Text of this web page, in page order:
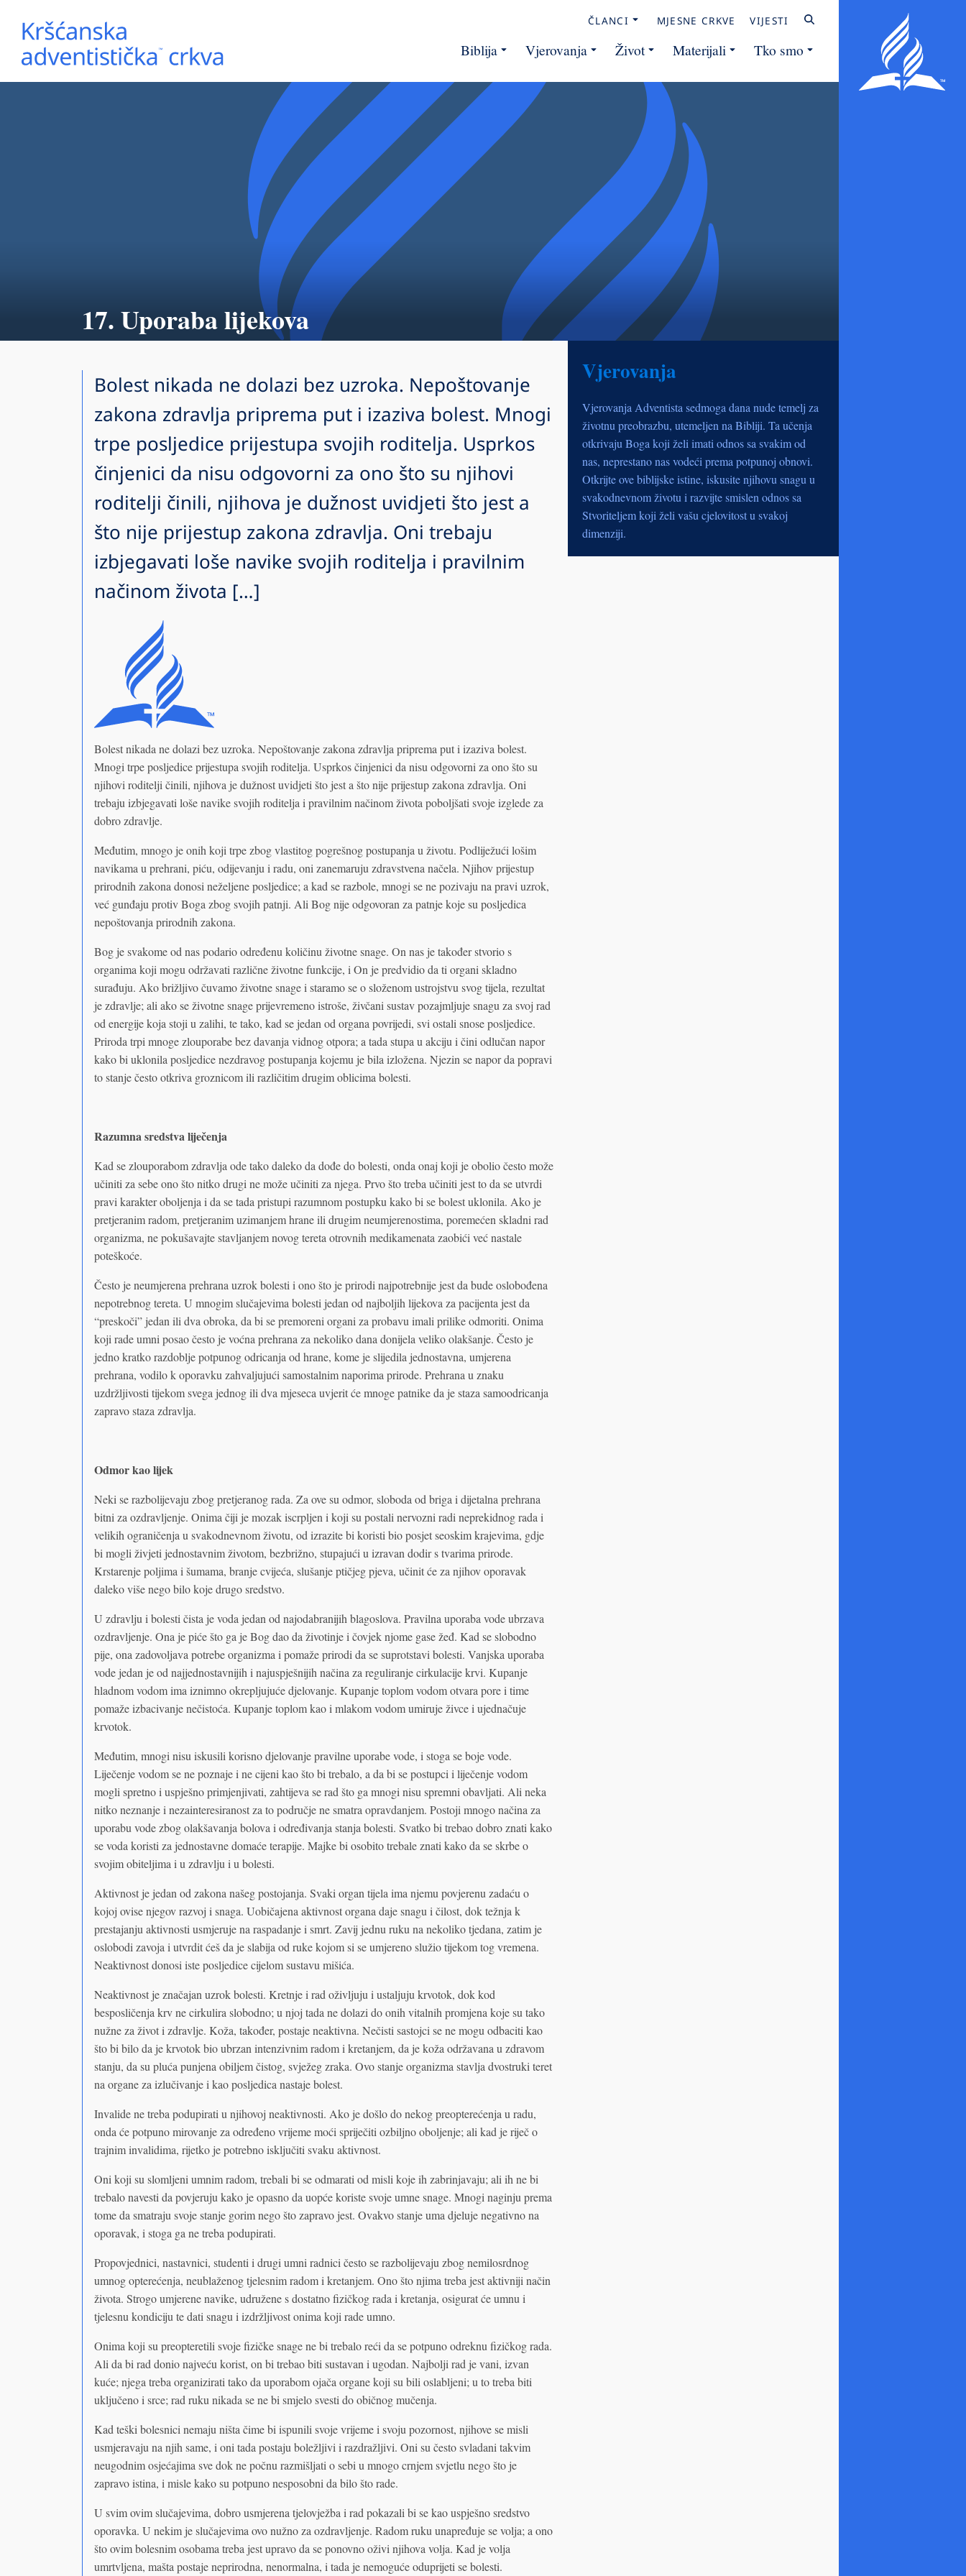
ČLANCI MJESNE CRKVE VIJESTI
Biblija Vjerovanja Život Materijali Tko smo
17. Uporaba lijekova
Bolest nikada ne dolazi bez uzroka. Nepoštovanje
zakona zdravlja priprema put i izaziva bolest. Mnogi
trpe posljedice prijestupa svojih roditelja. Usprkos
činjenici da nisu odgovorni za ono što su njihovi
roditelji činili, njihova je dužnost uvidjeti što jest a
što nije prijestup zakona zdravlja. Oni trebaju
izbjegavati loše navike svojih roditelja i pravilnim
načinom života […]
Bolest nikada ne dolazi bez uzroka. Nepoštovanje zakona zdravlja priprema put i izaziva bolest.
Mnogi trpe posljedice prijestupa svojih roditelja. Usprkos činjenici da nisu odgovorni za ono što su
njihovi roditelji činili, njihova je dužnost uvidjeti što jest a što nije prijestup zakona zdravlja. Oni
trebaju izbjegavati loše navike svojih roditelja i pravilnim načinom života poboljšati svoje izglede za
dobro zdravlje.
Međutim, mnogo je onih koji trpe zbog vlastitog pogrešnog postupanja u životu. Podliježući lošim
navikama u prehrani, piću, odijevanju i radu, oni zanemaruju zdravstvena načela. Njihov prijestup
prirodnih zakona donosi neželjene posljedice; a kad se razbole, mnogi se ne pozivaju na pravi uzrok,
već gunđaju protiv Boga zbog svojih patnji. Ali Bog nije odgovoran za patnje koje su posljedica
nepoštovanja prirodnih zakona.
Bog je svakome od nas podario određenu količinu životne snage. On nas je također stvorio s
organima koji mogu održavati različne životne funkcije, i On je predvidio da ti organi skladno
surađuju. Ako brižljivo čuvamo životne snage i staramo se o složenom ustrojstvu svog tijela, rezultat
je zdravlje; ali ako se životne snage prijevremeno istroše, živčani sustav pozajmljuje snagu za svoj rad
od energije koja stoji u zalihi, te tako, kad se jedan od organa povrijedi, svi ostali snose posljedice.
Priroda trpi mnoge zlouporabe bez davanja vidnog otpora; a tada stupa u akciju i čini odlučan napor
kako bi uklonila posljedice nezdravog postupanja kojemu je bila izložena. Njezin se napor da popravi
to stanje često otkriva groznicom ili različitim drugim oblicima bolesti.
Razumna sredstva liječenja
Kad se zlouporabom zdravlja ode tako daleko da dođe do bolesti, onda onaj koji je obolio često može
učiniti za sebe ono što nitko drugi ne može učiniti za njega. Prvo što treba učiniti jest to da se utvrdi
pravi karakter oboljenja i da se tada pristupi razumnom postupku kako bi se bolest uklonila. Ako je
pretjeranim radom, pretjeranim uzimanjem hrane ili drugim neumjerenostima, poremećen skladni rad
organizma, ne pokušavajte stavljanjem novog tereta otrovnih medikamenata zaobići već nastale
poteškoće.
Često je neumjerena prehrana uzrok bolesti i ono što je prirodi najpotrebnije jest da bude oslobođena
nepotrebnog tereta. U mnogim slučajevima bolesti jedan od najboljih lijekova za pacijenta jest da
“preskoči” jedan ili dva obroka, da bi se premoreni organi za probavu imali prilike odmoriti. Onima
koji rade umni posao često je voćna prehrana za nekoliko dana donijela veliko olakšanje. Često je
jedno kratko razdoblje potpunog odricanja od hrane, kome je slijedila jednostavna, umjerena
prehrana, vodilo k oporavku zahvaljujući samostalnim naporima prirode. Prehrana u znaku
uzdržljivosti tijekom svega jednog ili dva mjeseca uvjerit će mnoge patnike da je staza samoodricanja
zapravo staza zdravlja.
Odmor kao lijek
Neki se razbolijevaju zbog pretjeranog rada. Za ove su odmor, sloboda od briga i dijetalna prehrana
bitni za ozdravljenje. Onima čiji je mozak iscrpljen i koji su postali nervozni radi neprekidnog rada i
velikih ograničenja u svakodnevnom životu, od izrazite bi koristi bio posjet seoskim krajevima, gdje
bi mogli živjeti jednostavnim životom, bezbrižno, stupajući u izravan dodir s tvarima prirode.
Krstarenje poljima i šumama, branje cvijeća, slušanje ptičjeg pjeva, učinit će za njihov oporavak
daleko više nego bilo koje drugo sredstvo.
U zdravlju i bolesti čista je voda jedan od najodabranijih blagoslova. Pravilna uporaba vode ubrzava
ozdravljenje. Ona je piće što ga je Bog dao da životinje i čovjek njome gase žeđ. Kad se slobodno
pije, ona zadovoljava potrebe organizma i pomaže prirodi da se suprotstavi bolesti. Vanjska uporaba
vode jedan je od najjednostavnijih i najuspješnijih načina za reguliranje cirkulacije krvi. Kupanje
hladnom vodom ima iznimno okrepljujuće djelovanje. Kupanje toplom vodom otvara pore i time
pomaže izbacivanje nečistoća. Kupanje toplom kao i mlakom vodom umiruje živce i ujednačuje
krvotok.
Međutim, mnogi nisu iskusili korisno djelovanje pravilne uporabe vode, i stoga se boje vode.
Liječenje vodom se ne poznaje i ne cijeni kao što bi trebalo, a da bi se postupci i liječenje vodom
mogli spretno i uspješno primjenjivati, zahtijeva se rad što ga mnogi nisu spremni obavljati. Ali neka
nitko neznanje i nezainteresiranost za to područje ne smatra opravdanjem. Postoji mnogo načina za
uporabu vode zbog olakšavanja bolova i određivanja stanja bolesti. Svatko bi trebao dobro znati kako
se voda koristi za jednostavne domaće terapije. Majke bi osobito trebale znati kako da se skrbe o
svojim obiteljima i u zdravlju i u bolesti.
Aktivnost je jedan od zakona našeg postojanja. Svaki organ tijela ima njemu povjerenu zadaću o
kojoj ovise njegov razvoj i snaga. Uobičajena aktivnost organa daje snagu i čilost, dok težnja k
prestajanju aktivnosti usmjeruje na raspadanje i smrt. Zavij jednu ruku na nekoliko tjedana, zatim je
oslobodi zavoja i utvrdit ćeš da je slabija od ruke kojom si se umjereno služio tijekom tog vremena.
Neaktivnost donosi iste posljedice cijelom sustavu mišića.
Neaktivnost je značajan uzrok bolesti. Kretnje i rad oživljuju i ustaljuju krvotok, dok kod
besposličenja krv ne cirkulira slobodno; u njoj tada ne dolazi do onih vitalnih promjena koje su tako
nužne za život i zdravlje. Koža, također, postaje neaktivna. Nečisti sastojci se ne mogu odbaciti kao
što bi bilo da je krvotok bio ubrzan intenzivnim radom i kretanjem, da je koža održavana u zdravom
stanju, da su pluća punjena obiljem čistog, svježeg zraka. Ovo stanje organizma stavlja dvostruki teret
na organe za izlučivanje i kao posljedica nastaje bolest.
Invalide ne treba podupirati u njihovoj neaktivnosti. Ako je došlo do nekog preopterećenja u radu,
onda će potpuno mirovanje za određeno vrijeme moći spriječiti ozbiljno oboljenje; ali kad je riječ o
trajnim invalidima, rijetko je potrebno isključiti svaku aktivnost.
Oni koji su slomljeni umnim radom, trebali bi se odmarati od misli koje ih zabrinjavaju; ali ih ne bi
trebalo navesti da povjeruju kako je opasno da uopće koriste svoje umne snage. Mnogi naginju prema
tome da smatraju svoje stanje gorim nego što zapravo jest. Ovakvo stanje uma djeluje negativno na
oporavak, i stoga ga ne treba podupirati.
Propovjednici, nastavnici, studenti i drugi umni radnici često se razbolijevaju zbog nemilosrdnog
umnog opterećenja, neublaženog tjelesnim radom i kretanjem. Ono što njima treba jest aktivniji način
života. Strogo umjerene navike, udružene s dostatno fizičkog rada i kretanja, osigurat će umnu i
tjelesnu kondiciju te dati snagu i izdržljivost onima koji rade umno.
Onima koji su preopteretili svoje fizičke snage ne bi trebalo reći da se potpuno odreknu fizičkog rada.
Ali da bi rad donio najveću korist, on bi trebao biti sustavan i ugodan. Najbolji rad je vani, izvan
kuće; njega treba organizirati tako da uporabom ojača organe koji su bili oslabljeni; u to treba biti
uključeno i srce; rad ruku nikada se ne bi smjelo svesti do običnog mučenja.
Kad teški bolesnici nemaju ništa čime bi ispunili svoje vrijeme i svoju pozornost, njihove se misli
usmjeravaju na njih same, i oni tada postaju boležljivi i razdražljivi. Oni su često svladani takvim
neugodnim osjećajima sve dok ne počnu razmišljati o sebi u mnogo crnjem svjetlu nego što je
zapravo istina, i misle kako su potpuno nesposobni da bilo što rade.
U svim ovim slučajevima, dobro usmjerena tjelovježba i rad pokazali bi se kao uspješno sredstvo
oporavka. U nekim je slučajevima ovo nužno za ozdravljenje. Radom ruku unapređuje se volja; a ono
što ovim bolesnim osobama treba jest upravo da se ponovno oživi njihova volja. Kad je volja
umrtvljena, mašta postaje neprirodna, nenormalna, i tada je nemoguće oduprijeti se bolesti.
Vjerovanja
Vjerovanja Adventista sedmoga dana nude temelj za
životnu preobrazbu, utemeljen na Bibliji. Ta učenja
otkrivaju Boga koji želi imati odnos sa svakim od
nas, neprestano nas vodeći prema potpunoj obnovi.
Otkrijte ove biblijske istine, iskusite njihovu snagu u
svakodnevnom životu i razvijte smislen odnos sa
Stvoriteljem koji želi vašu cjelovitost u svakoj
dimenziji.